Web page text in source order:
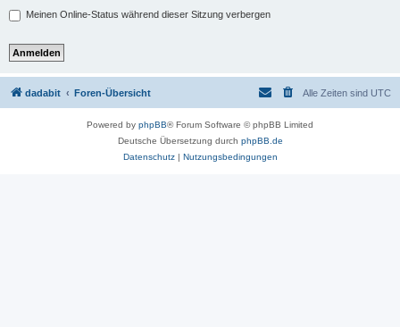
Meinen Online-Status während dieser Sitzung verbergen
dadabit Foren-Übersicht Alle Zeiten sind UTC
Powered by phpBB® Forum Software © phpBB Limited
Deutsche Übersetzung durch phpBB.de
Datenschutz| Nutzungsbedingungen